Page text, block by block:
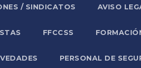
/ SINDICATOS AVISO
FFCCSS
PERSONAL DE